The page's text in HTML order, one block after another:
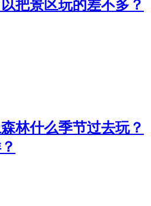
把景区玩的差不多？
林什么季节过去玩？